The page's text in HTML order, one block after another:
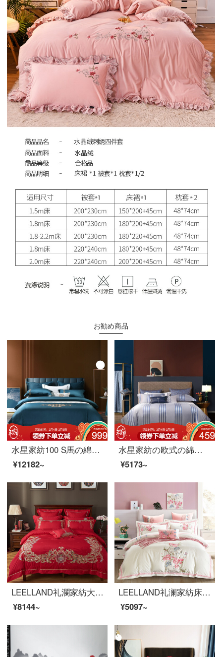
お勧め商品
水星家紡100 S馬の綿の4点セットの純綿布団カバーのシーツ枕カバーの寝具セットのダブルカバーセットのグラス1.8メートル
¥12182~
水星家紡の欧式の綿の刺繍の寝具のシーツカバーが軽い贅沢な四点セットのエドガー1.8メートルのベッド（適応220*240芯）になっています。
¥5173~
LEELLAND礼瀾家紡大紅結婚祝い高精密刺繍60 S綿布団用品4点セットの結婚ベッド用品セット
¥8144~
LEELLAND礼澜家紡床品セット新中国式60本の綿刺繍の全綿ベッドの上に4つのセットの純綿綿綿の綿の綿の綿の綿の綿の綿の綿の布団カバー4つのセットの恥ずかしい花-米粉1.5-1.8メートルのベッド/200*230 cm
¥5097~